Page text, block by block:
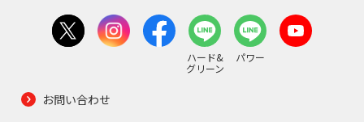
ハード&
グリーン
パワー
お問い合わせ